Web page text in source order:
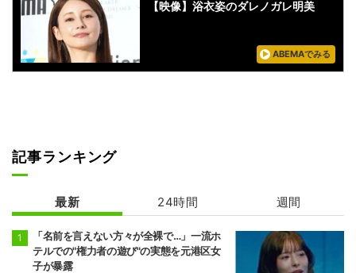
【映像】浴衣姿のダレノガレ明美
ABEMAでみる
記事ランキング
最新 24時間 週間
「名前を言えない方々が全裸で…」一流ホ
テルでの"権力者の遊び"の実態を元港区女
子が暴露